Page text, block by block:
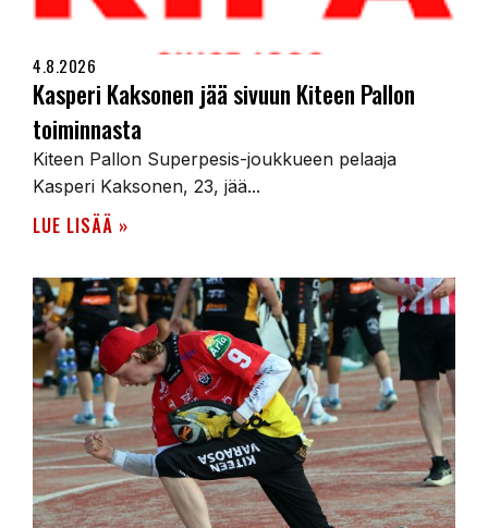
4.8.2026
Kasperi Kaksonen jää sivuun Kiteen Pallon
toiminnasta
Kiteen Pallon Superpesis-joukkueen pelaaja
Kasperi Kaksonen, 23, jää...
LUE LISÄÄ »